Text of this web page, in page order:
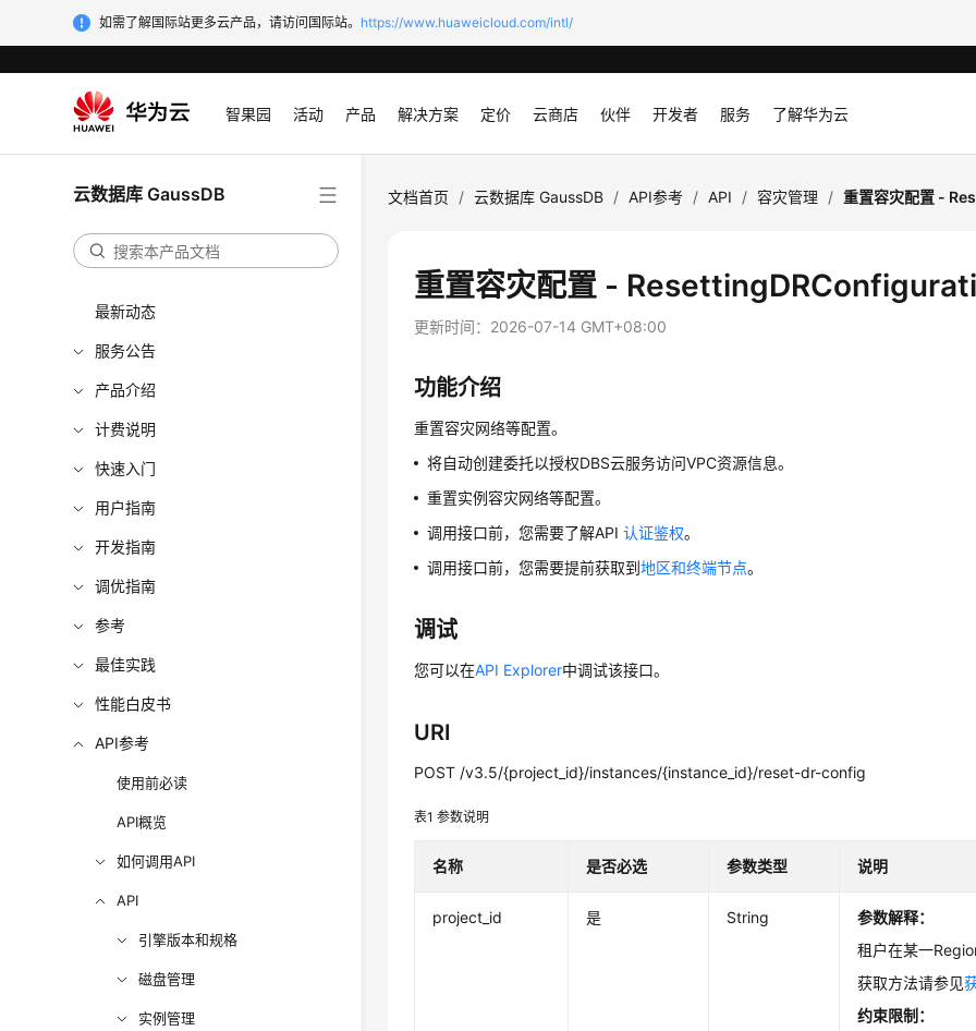
如需了解国际站更多云产品，请访问国际站。 https://www.huaweicloud.com/intl/
智果园 活动 产品 解决方案 定价 云商店 伙伴 开发者 服务 了解华为云
云数据库 GaussDB
最新动态
服务公告
产品介绍
计费说明
快速入门
用户指南
开发指南
调优指南
参考
最佳实践
性能白皮书
API参考
使用前必读
API概览
如何调用API
API
引擎版本和规格
磁盘管理
实例管理
文档首页 / 云数据库 GaussDB / API参考 / API / 容灾管理 / 重置容灾配置 -
重置容灾配置 -
更新时间： 2026-07-14 GMT+08:00
功能介绍
重置容灾网络等配置。
将自动创建委托以授权DBS云服务访问VPC资源信息。
重置实例容灾网络等配置。
调用接口前，您需要了解API认证鉴权。
调用接口前，您需要提前获取到地区和终端节点。
调试
您可以在API Explorer中调试该接口。
URI
POST /v3.5/{project_id}/instances/{instance_id}/reset-dr-config
表1参数说明
名称 是否必选 参数类型 说明
project_id 是 String
参数解释：
租户在某一
获取方法请参见
约束限制：